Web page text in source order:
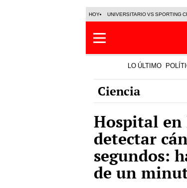
HOY UNIVERSITARIO VS SPORTING
LO ÚLTIMO
Ciencia
Hospital
detectar
segundos:
de un